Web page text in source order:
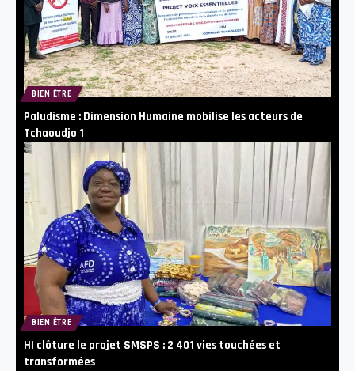
BIEN ÊTRE
Paludisme : Dimension Humaine mobilise les acteurs de
Tchaoudjo 1
BIEN ÊTRE
HI clôture le projet SMSPS : 2 401 vies touchées et
transformées